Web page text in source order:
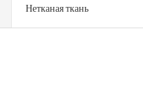
Нетканая ткань